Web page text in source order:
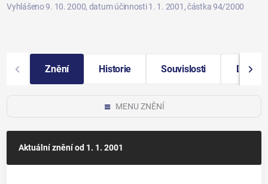
Vyhlášeno 9. 10. 2000, datum účinnosti 1. 1. 2001 , částka 94/2000
Znění Historie Souvislosti Další
MENU ZNĚNÍ
Aktuální zněníod 1. 1. 2001